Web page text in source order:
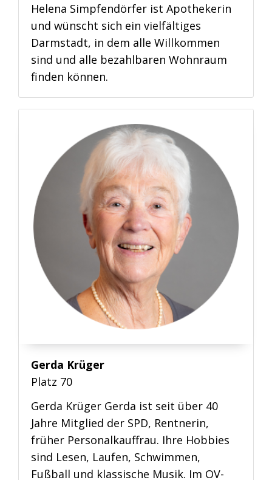
Helena Simpfendörfer ist Apothekerin
und wünscht sich ein vielfältiges
Darmstadt, in dem alle Willkommen
sind und alle bezahlbaren Wohnraum
finden können.
Gerda Krüger
Platz 70
Gerda Krüger Gerda ist seit über 40
Jahre Mitglied der SPD, Rentnerin,
früher Personalkauffrau. Ihre Hobbies
sind Lesen, Laufen, Schwimmen,
Fußball und klassische Musik. Im OV-